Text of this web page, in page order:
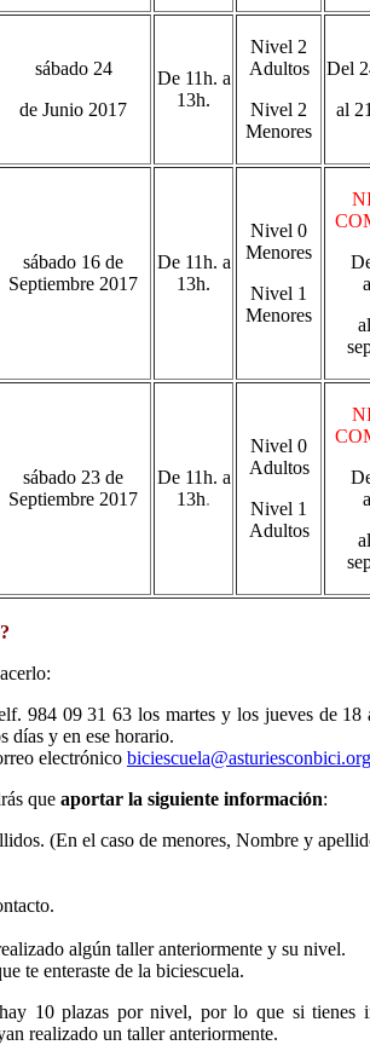
sábado 24
de Junio 2017
De 11h. a
13h.
Nivel 2
Adultos
Nivel 2
Menores
Del
al
sábado 16 de
Septiembre 2017
De 11h. a
13h.
Nivel 0
Menores
Nivel 1
Menores
sábado 23 de
Septiembre 2017
De 11h. a
13h.
Nivel 0
Adultos
Nivel 1
Adultos
984 09 31 63 los martes y los jueves de
días y en ese horario.
electrónico biciescuela@asturiesconbici.org
que aportar la siguiente información:
(En el caso de menores, Nombre y
algún taller anteriormente y su nivel.
te enteraste de la biciescuela.
10 plazas por nivel, por lo que si tienes
realizado un taller anteriormente.